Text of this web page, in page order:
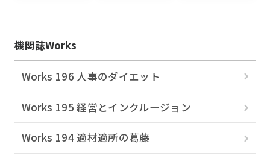
機関誌Works
Works 196 人事のダイエット
Works 195 経営とインクルージョン
Works 194 適材適所の葛󠄀藤